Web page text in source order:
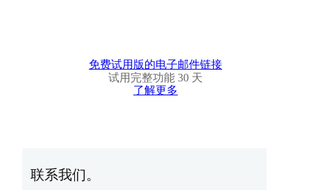
免费试用版的电子邮件链接
试用完整功能 30 天
了解更多
联系我们。